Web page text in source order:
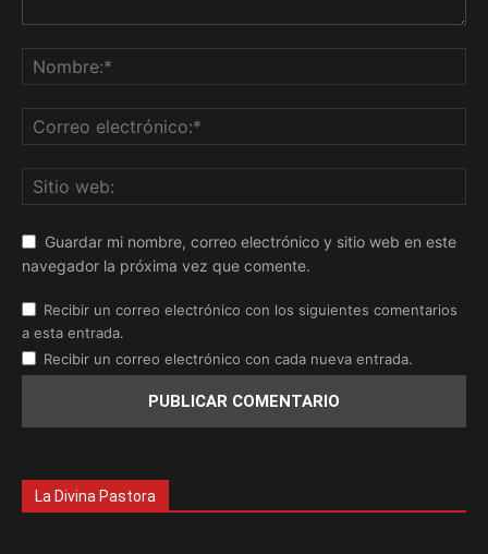
Guardar mi nombre, correo electrónico y sitio web en este
navegador la próxima vez que comente.
Recibir un correo electrónico con los siguientes comentarios
a esta entrada.
Recibir un correo electrónico con cada nueva entrada.
La Divina Pastora